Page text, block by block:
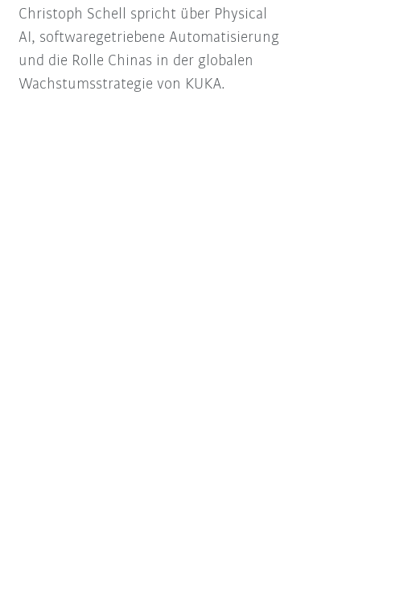
Christoph Schell spricht über Physical
AI, softwaregetriebene Automatisierung
und die Rolle Chinas in der globalen
Wachstumsstrategie von KUKA.